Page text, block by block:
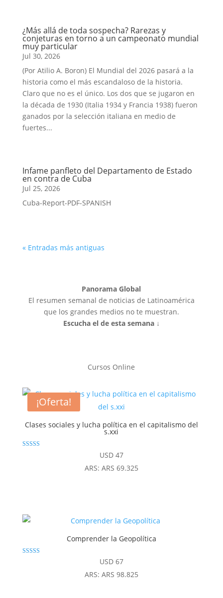
¿Más allá de toda sospecha? Rarezas y
conjeturas en torno a un campeonato mundial
muy particular
Jul 30, 2026
(Por Atilio A. Boron) El Mundial del 2026 pasará a la
historia como el más escandaloso de la historia.
Claro que no es el único. Los dos que se jugaron en
la década de 1930 (Italia 1934 y Francia 1938) fueron
ganados por la selección italiana en medio de
fuertes...
Infame panfleto del Departamento de Estado
en contra de Cuba
Jul 25, 2026
Cuba-Report-PDF-SPANISH
« Entradas más antiguas
Panorama Global
El resumen semanal de noticias de Latinoamérica
que los grandes medios no te muestran.
Escucha el de esta semana ↓
Cursos Online
Clases sociales y lucha política en el capitalismo del
s.xxi
USD47
ARS: ARS 69.325
Comprender la Geopolítica
USD67
ARS: ARS 98.825
¡Oferta!